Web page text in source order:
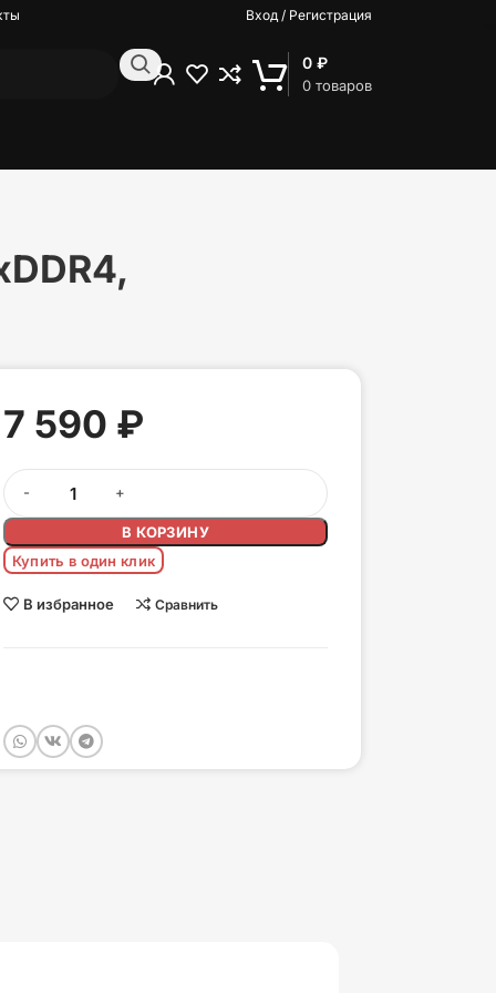
Вход / Регистрация
0 товаров
0 ₽
7 590 ₽
В КОРЗИНУ
Купить в один клик
В избранное Сравнить